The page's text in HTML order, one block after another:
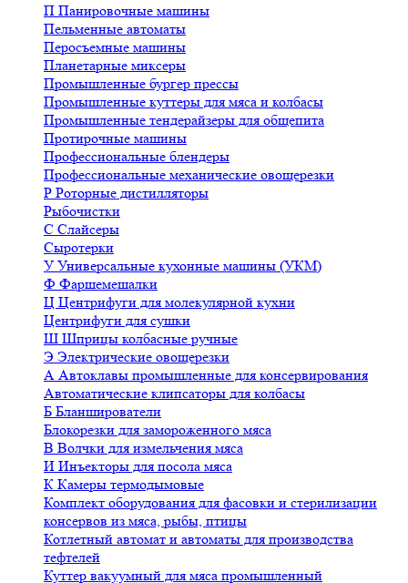
П Панировочные машины
Пельменные автоматы
Перосъемные машины
Планетарные миксеры
Промышленные бургер прессы
Промышленные куттеры для мяса и колбасы
Промышленные тендерайзеры для общепита
Протирочные машины
Профессиональные блендеры
Профессиональные механические овощерезки
Р Роторные дистилляторы
Рыбочистки
С Слайсеры
Сыротерки
У Универсальные кухонные машины (УКМ)
Ф Фаршемешалки
Ц Центрифуги для молекулярной кухни
Центрифуги для сушки
Ш Шприцы колбасные ручные
Э Электрические овощерезки
А Автоклавы промышленные для консервирования
Автоматические клипсаторы для колбасы
Б Бланширователи
Блокорезки для замороженного мяса
В Волчки для измельчения мяса
И Инъекторы для посола мяса
К Камеры термодымовые
Комплект оборудования для фасовки и стерилизации
консервов из мяса, рыбы, птицы
Котлетный автомат и автоматы для производства
тефтелей
Куттер вакуумный для мяса промышленный